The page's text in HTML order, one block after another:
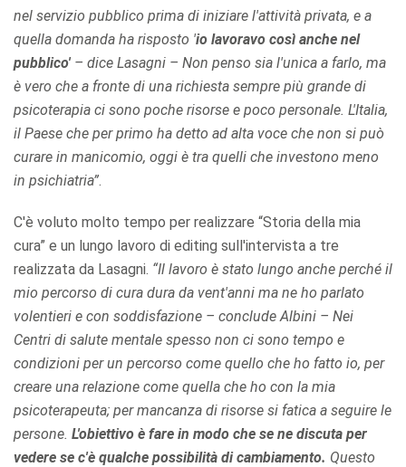
nel servizio pubblico prima di iniziare l'attività privata, e a
quella domanda ha risposto 'io lavoravo così anche nel
pubblico'– dice Lasagni – Non penso sia l'unica a farlo, ma
è vero che a fronte di una richiesta sempre più grande di
psicoterapia ci sono poche risorse e poco personale. L'Italia,
il Paese che per primo ha detto ad alta voce che non si può
curare in manicomio, oggi è tra quelli che investono meno
in psichiatria”.
C'è voluto molto tempo per realizzare “Storia della mia
cura” e un lungo lavoro di editing sull'intervista a tre
realizzata da Lasagni. “Il lavoro è stato lungo anche perché il
mio percorso di cura dura da vent'anni ma ne ho parlato
volentieri e con soddisfazione – conclude Albini – Nei
Centri di salute mentale spesso non ci sono tempo e
condizioni per un percorso come quello che ho fatto io, per
creare una relazione come quella che ho con la mia
psicoterapeuta; per mancanza di risorse si fatica a seguire le
persone. L'obiettivo è fare in modo che se ne discuta per
vedere se c'è qualche possibilità di cambiamento. Questo